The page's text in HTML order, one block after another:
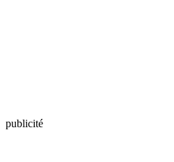
publicité